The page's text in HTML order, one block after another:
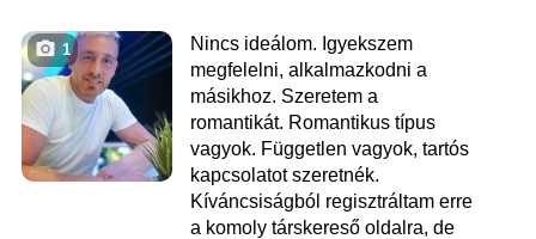
1
Nincs ideálom. Igyekszem
megfelelni, alkalmazkodni a
másikhoz. Szeretem a
romantikát. Romantikus típus
vagyok. Független vagyok, tartós
kapcsolatot szeretnék.
Kíváncsiságból regisztráltam erre
a komoly társkereső oldalra, de